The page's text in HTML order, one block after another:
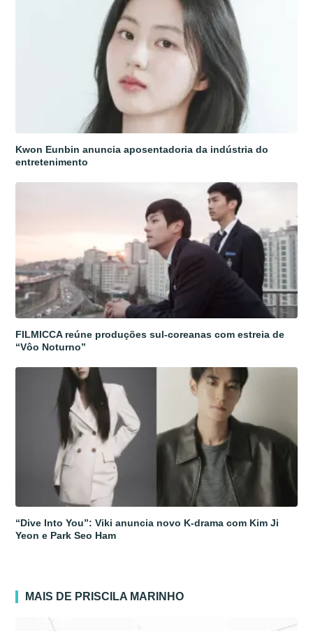
Kwon Eunbin anuncia aposentadoria da indústria do
entretenimento
FILMICCA reúne produções sul-coreanas com estreia de
“Vôo Noturno”
“Dive Into You”: Viki anuncia novo K-drama com Kim Ji
Yeon e Park Seo Ham
MAIS DE PRISCILA MARINHO